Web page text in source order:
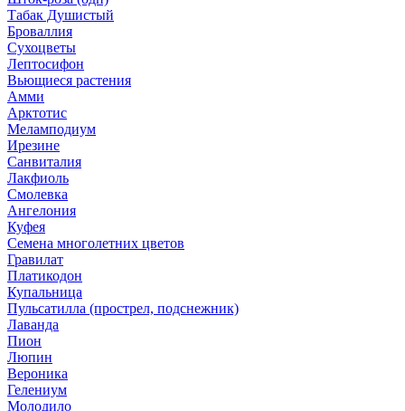
Табак Душистый
Броваллия
Сухоцветы
Лептосифон
Вьющиеся растения
Амми
Арктотис
Меламподиум
Ирезине
Санвиталия
Лакфиоль
Смолевка
Ангелония
Куфея
Семена многолетних цветов
Гравилат
Платикодон
Купальница
Пульсатилла (прострел, подснежник)
Лаванда
Пион
Люпин
Вероника
Гелениум
Молодило